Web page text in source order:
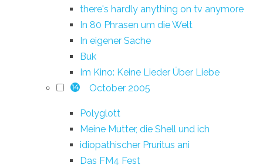
there's hardly anything on tv anymore
In 80 Phrasen um die Welt
In eigener Sache
Buk
Im Kino: Keine Lieder Über Liebe
14 October 2005
Polyglott
Meine Mutter, die Shell und ich
idiopathischer Pruritus ani
Das FM4 Fest